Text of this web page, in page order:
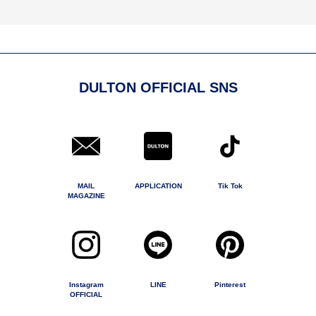
DULTON OFFICIAL SNS
MAIL
MAGAZINE
APPLICATION Tik Tok
Instagram
OFFICIAL
LINE Pinterest